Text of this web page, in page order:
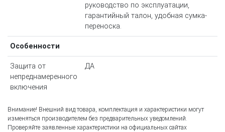
руководство по эксплуатации,
гарантийный талон, удобная сумка-
переноска.
Особенности
Защита от
непреднамеренного
включения
ДА
Внимание! Внешний вид товара, комплектация и характеристики могут
изменяться производителем без предварительных уведомлений.
Проверяйте заявленные характеристики на официальных сайтах